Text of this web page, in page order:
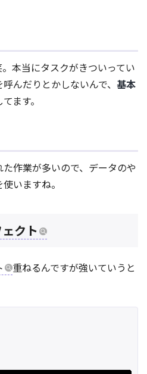
本当にタスクがきついってい
んだりとかしないんで、 基本
てます。
作業が多いので、データのや
使いますね。
クト
重ねるんですが強いていうと